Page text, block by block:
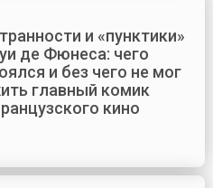
и «пунктики»
де Фюнеса: чего
и без чего не мог
главный комик
кино